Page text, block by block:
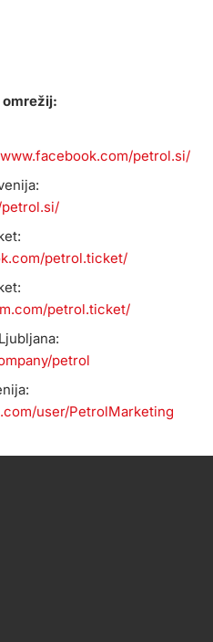
omrežij:
www.facebook.com/petrol.si/
petrol.ticket/
petrol.ticket/
petrol
user/PetrolMarketing